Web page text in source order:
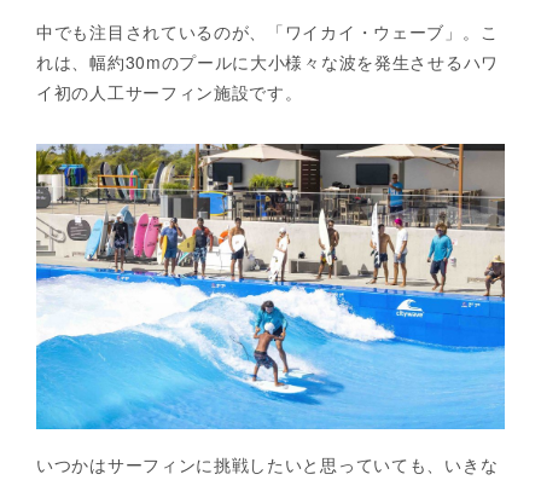
中でも注目されているのが、「ワイカイ・ウェーブ」。こ
れは、幅約30mのプールに大小様々な波を発生させるハワ
イ初の人工サーフィン施設です。
いつかはサーフィンに挑戦したいと思っていても、いきな